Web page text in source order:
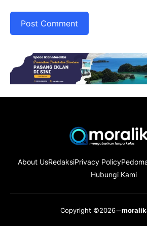
About UsRedaksiPrivacy Policy
Hubungi Kami
Copyright ©2026